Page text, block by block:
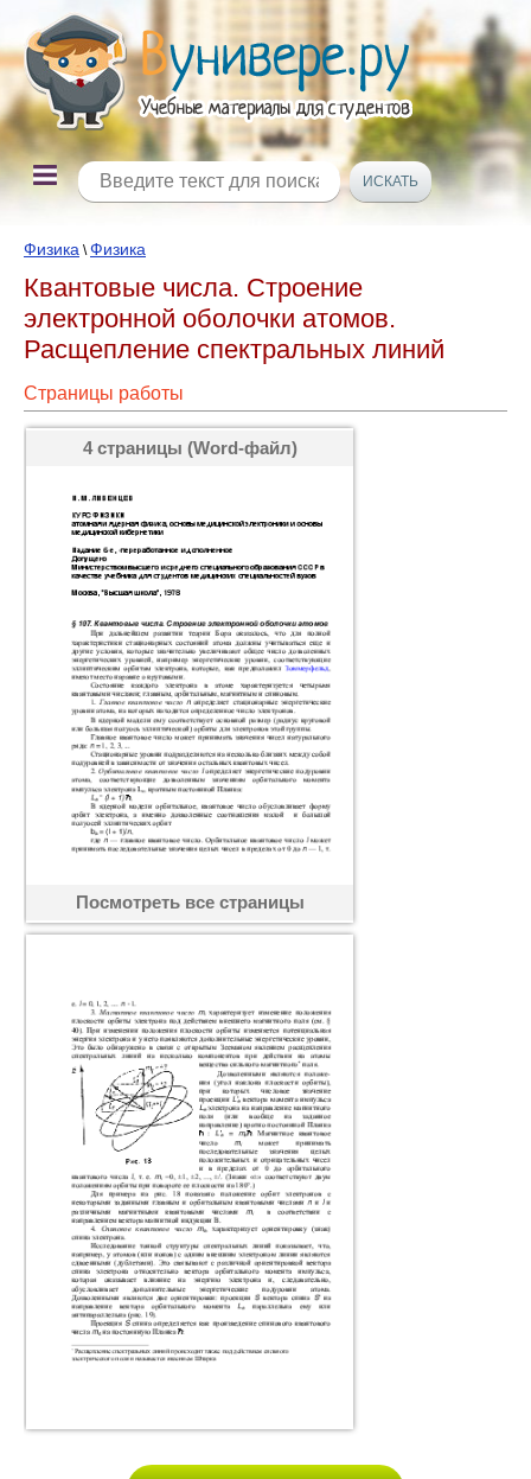
Физика \Физика
Квантовые числа. Строение
электронной оболочки атомов.
Расщепление спектральных линий
Страницы работы
4 страницы (Word-файл)
Посмотреть все страницы